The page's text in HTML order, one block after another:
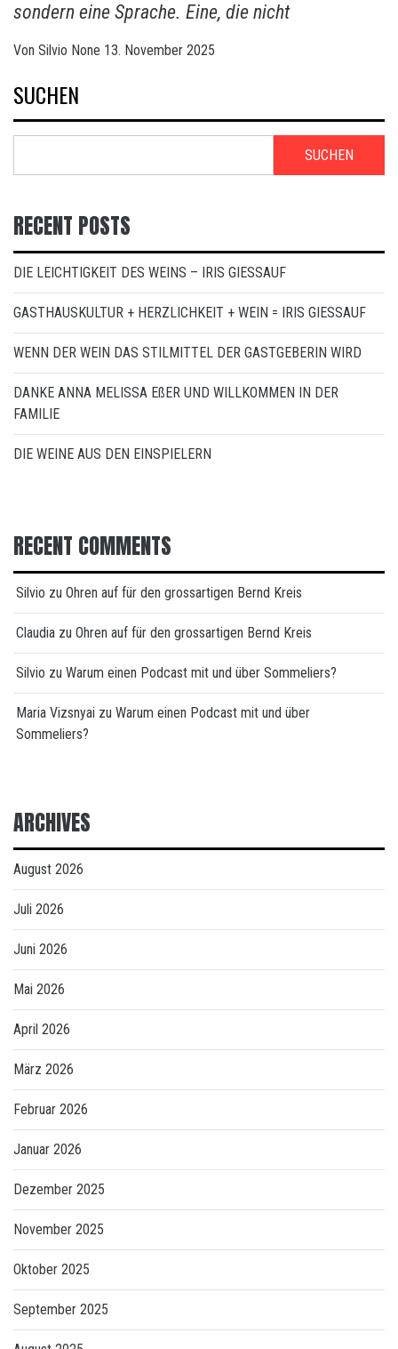
sondern eine Sprache. Eine, die nicht
Von Silvio None 13. November 2025
SUCHEN
SUCHEN
RECENT POSTS
DIE LEICHTIGKEIT DES WEINS – IRIS GIESSAUF
GASTHAUSKULTUR + HERZLICHKEIT + WEIN = IRIS GIESSAUF
WENN DER WEIN DAS STILMITTEL DER GASTGEBERIN WIRD
DANKE ANNA MELISSA EßER UND WILLKOMMEN IN DER
FAMILIE
DIE WEINE AUS DEN EINSPIELERN
RECENT COMMENTS
Silvio zu Ohren auf für den grossartigen Bernd Kreis
Claudia zu Ohren auf für den grossartigen Bernd Kreis
Silvio zu Warum einen Podcast mit und über Sommeliers?
Maria Vizsnyai zu Warum einen Podcast mit und über
Sommeliers?
ARCHIVES
August 2026
Juli 2026
Juni 2026
Mai 2026
April 2026
März 2026
Februar 2026
Januar 2026
Dezember 2025
November 2025
Oktober 2025
September 2025